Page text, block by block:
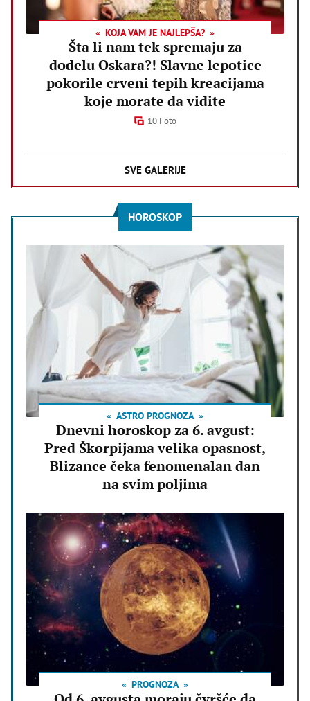
KOJA VAM JE NAJLEPŠA?
Šta li nam tek spremaju za
dodelu Oskara?! Slavne lepotice
pokorile crveni tepih kreacijama
koje morate da vidite
10 Foto
SVE GALERIJE
HOROSKOP
ASTRO PROGNOZA
Dnevni horoskop za 6. avgust:
Pred Škorpijama velika opasnost,
Blizance čeka fenomenalan dan
na svim poljima
PROGNOZA